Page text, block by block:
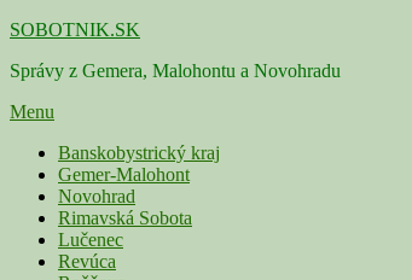
Skip
content
SOBOTNIK.SK
Správy z Gemera, Malohontu a Novohradu
Menu
Primárne
menu
Banskobystrický kraj
Gemer-Malohont
Novohrad
Rimavská Sobota
Lučenec
Revúca